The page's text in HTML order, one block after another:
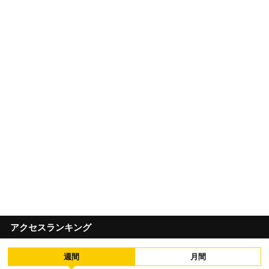
アクセスランキング
週間 月間